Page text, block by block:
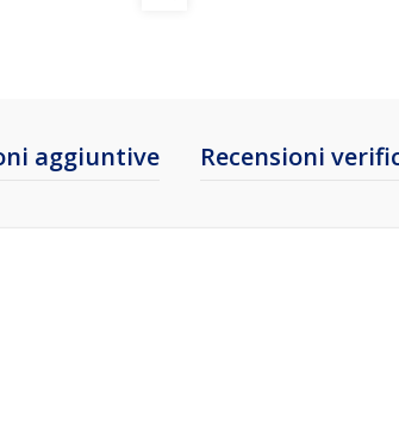
aggiuntive Recensioni